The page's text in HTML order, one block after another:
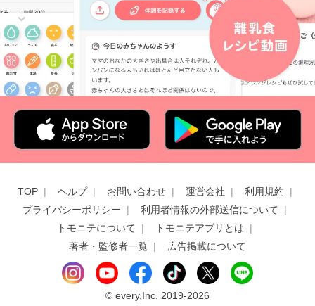
TOP ヘルプ お問い合わせ 運営会社
利用規約
プライバシーポリシー
利用者情報の外部送信について
トモニテについて
トモニテアプリとは
著者・監修者一覧
広告掲載について
© every,Inc. 2019-2026